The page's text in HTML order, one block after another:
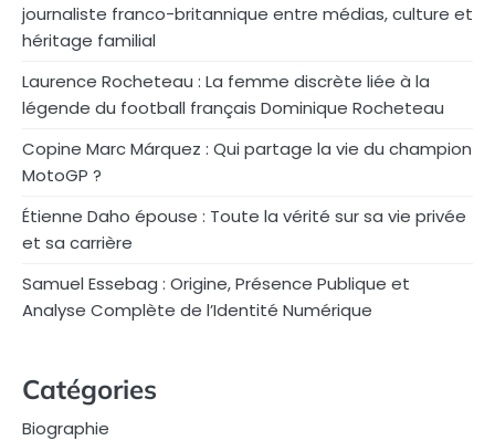
journaliste franco-britannique entre médias, culture et
héritage familial
Laurence Rocheteau : La femme discrète liée à la
légende du football français Dominique Rocheteau
Copine Marc Márquez : Qui partage la vie du champion
MotoGP ?
Étienne Daho épouse : Toute la vérité sur sa vie privée
et sa carrière
Samuel Essebag : Origine, Présence Publique et
Analyse Complète de l’Identité Numérique
Catégories
Biographie